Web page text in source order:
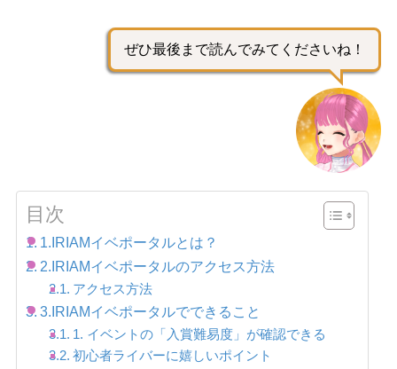
ぜひ最後まで読んでみてくださいね！
目次
1.IRIAMイベポータルとは？
2.IRIAMイベポータルのアクセス方法
アクセス方法
3.IRIAMイベポータルでできること
1. イベントの「入賞難易度」が確認できる
初心者ライバーに嬉しいポイント